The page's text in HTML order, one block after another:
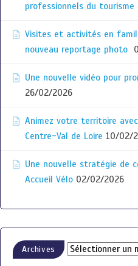
professionnels du
Visites et activités en
nouveau reportage photo
Une nouvelle vidéo pour
26/02/2026
Animez votre territoire
Centre-Val de Loire 10/02/
Une nouvelle stratégie de
Accueil Vélo 02/02/2026
Archives